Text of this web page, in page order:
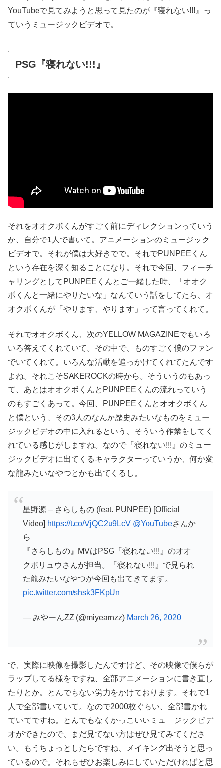
YouTubeで見てみようと思って見たのが『寝れない!!!』っ
ていうミュージックビデオで。
PSG『寝れない!!!』
それをオオクボくんがすごく前にディレクションっていう
か、自分で1人で書いて。アニメーションのミュージック
ビデオで。それが僕は大好きでで。それでPUNPEEくん
という存在を深く知ることになり。それで今回、フィーチ
ャリングとしてPUNPEEくんとご一緒した時、「オオク
ボくんと一緒にやりたいな」なんていう話をしてたら、オ
オクボくんが「やります、やります」って言ってくれて。
それでオオクボくん、次のYELLOW MAGAZINEでもいろ
いろ答えてくれていて。その中で、ものすごく僕のファン
でいてくれて。いろんな活動を追っかけてくれてたんです
よね。それこそSAKEROCKの時から。そういうのもあっ
て、あとはオオクボくんとPUNPEEくんの流れっていう
のもすごくあって。今回、PUNPEEくんとオオクボくん
と僕という、その3人のなんか歴史みたいなものをミュー
ジックビデオの中に入れるという、そういう作業をしてく
れている感じがしますね。なので『寝れない!!!』のミュー
ジックビデオに出てくるキャラクターっていうか、何か変
な龍みたいなやつとかも出てくるし。
星野源 – さらしもの (feat. PUNPEE) [Official
Video] https://t.co/VjQC2u9LcV @YouTubeさんか
ら
『さらしもの』MVはPSG『寝れない!!!』のオオ
クボリュウさんが担当。『寝れない!!!』で見られ
た龍みたいなやつが今回も出てきてます。
pic.twitter.com/shsk3FKpUn
— みやーんZZ (@miyearnzz) March 26, 2020
で、実際に映像を撮影したんですけど、その映像で僕らが
ラップしてる様をですね、全部アニメーションに書き直し
たりとか。とんでもない労力をかけております。それで1
人で全部書いていて。なので2000枚ぐらい、全部書かれ
ていてですね。とんでもなくかっこいいミュージックビデ
オができたので、まだ見てない方はぜひ見てみてくださ
い。もうちょっとしたらですね、メイキング出そうと思っ
ているので。それもぜひお楽しみにしていただければと思